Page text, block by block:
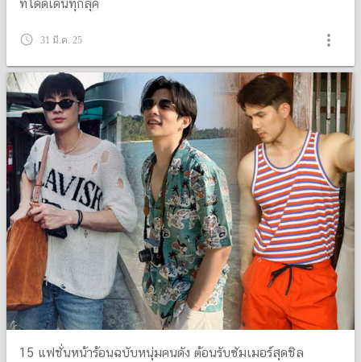
ที่โดดเด่นทุกลุค
query_builder 31 มี.ค. 25 more_vert
15 แฟชั่นหน้าร้อนฉบับหนุ่มคนดัง ต้อนรับซัมเมอร์สุดชิล